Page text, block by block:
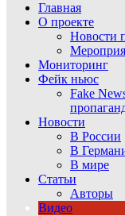
Главная
О проекте
Новости
Мониторинг
Фейк ньюс
Fake
Новости
В России
В
В мире
Статьи
Авторы
Видео